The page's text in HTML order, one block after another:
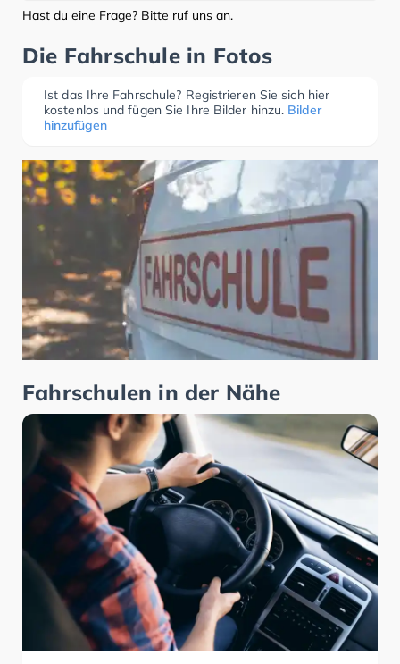
Hast du eine Frage? Bitte ruf uns an.
Die Fahrschule in Fotos
Ist das Ihre Fahrschule? Registrieren Sie sich hier
kostenlos und fügen Sie Ihre Bilder hinzu. Bilder
hinzufügen
Fahrschulen in der Nähe